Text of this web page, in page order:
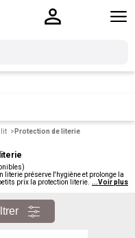
lit Protection de literie
literie préserve l'hygiène et prolonge la
prix la protection literie.
...Voir plus